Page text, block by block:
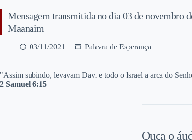
Mensagem transmitida no dia 03 de novembro
Maanaim
03/11/2021 Palavra de Esperança
"Assim subindo, levavam Davi e todo o Israel a arca do
2 Samuel 6:15
Ouça o